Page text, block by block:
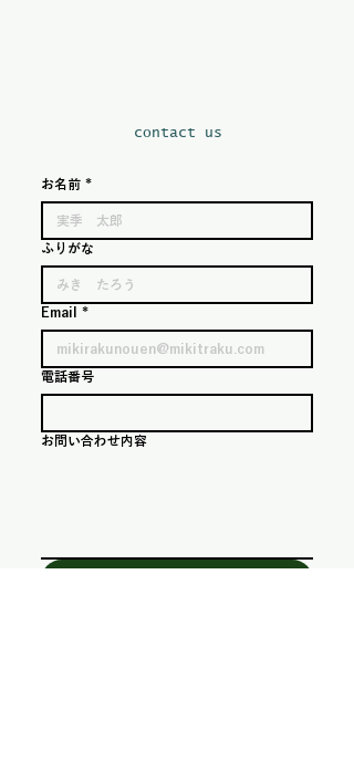
​contact us
お名前 *
ふりがな
Email *
電話番号
お問い合わせ内容